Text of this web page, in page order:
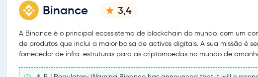
Binance 3,4
A Binance é o principal ecossistema de blockchain do mundo, com um
de produtos que inclui a maior bolsa de activos digitais. A sua missão é
fornecedor de infra-estruturas para as criptomoedas no mundo de